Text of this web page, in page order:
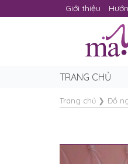
Giới thiệu
TRANG CHỦ
Trang chủ ❯ Đồ